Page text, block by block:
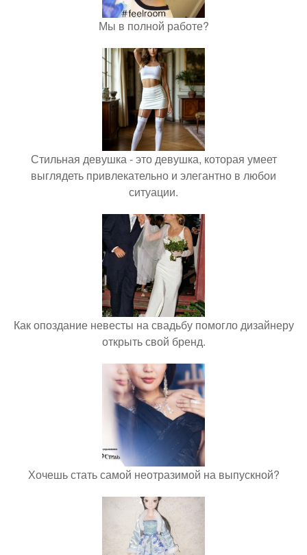
Мы в полной работе?
Стильная девушка - это девушка, которая умеет
выглядеть привлекательно и элегантно в любои
ситуации.
Как опоздание невесты на свадьбу помогло дизайнеру
открыть свой бренд.
Хочешь стать самой неотразимой на выпускной?